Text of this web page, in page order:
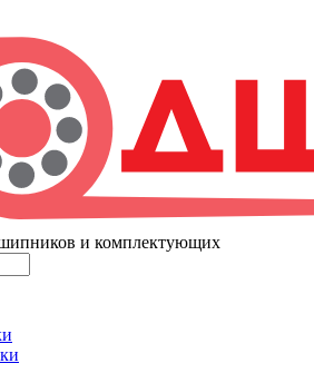
и комплектующих